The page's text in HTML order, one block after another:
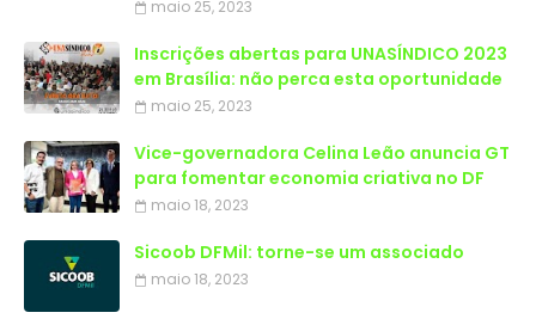
maio 25, 2023
Inscrições abertas para UNASÍNDICO 2023
em Brasília: não perca esta oportunidade
maio 25, 2023
Vice-governadora Celina Leão anuncia GT
para fomentar economia criativa no DF
maio 18, 2023
Sicoob DFMil: torne-se um associado
maio 18, 2023